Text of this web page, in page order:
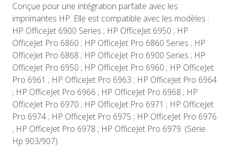
Conçue pour une intégration parfaite avec les
imprimantes HP. Elle est compatible avec les modèles :
HP OfficeJet 6900 Series ; HP OfficeJet 6950 ; HP
OfficeJet Pro 6860 ; HP OfficeJet Pro 6860 Series ; HP
OfficeJet Pro 6868 ; HP OfficeJet Pro 6900 Series ; HP
OfficeJet Pro 6950 ; HP OfficeJet Pro 6960 ; HP OfficeJet
Pro 6961 ; HP OfficeJet Pro 6963 ; HP OfficeJet Pro 6964
; HP OfficeJet Pro 6966 ; HP OfficeJet Pro 6968 ; HP
OfficeJet Pro 6970 ; HP OfficeJet Pro 6971 ; HP OfficeJet
Pro 6974 ; HP OfficeJet Pro 6975 ; HP OfficeJet Pro 6976
; HP OfficeJet Pro 6978 ; HP OfficeJet Pro 6979. (Série
Hp 903/907).